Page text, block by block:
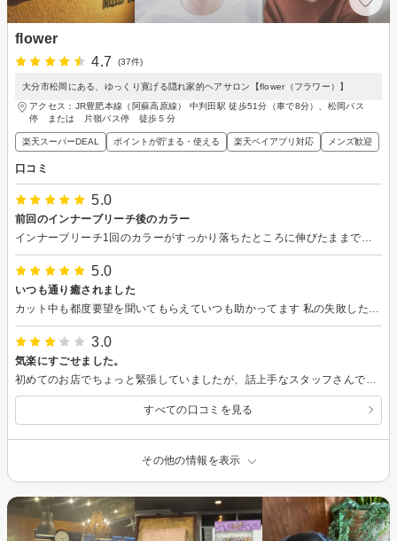
flower
4.7
(37件)
大分市松岡にある、ゆっくり寛げる隠れ家的ヘアサロン【flower（フラワー）】
アクセス：JR豊肥本線（阿蘇高原線） 中判田駅 徒歩51分（車で8分）、松岡バス
停 または 片嶺バス停 徒歩５分
楽天スーパーDEAL ポイントが貯まる・使える 楽天ペイアプリ対応 メンズ歓迎
口コミ
5.0
前回のインナーブリーチ後のカラー
5.0
いつも通り癒されました
3.0
気楽にすごせました。
すべての口コミを見る
その他の情報を表示